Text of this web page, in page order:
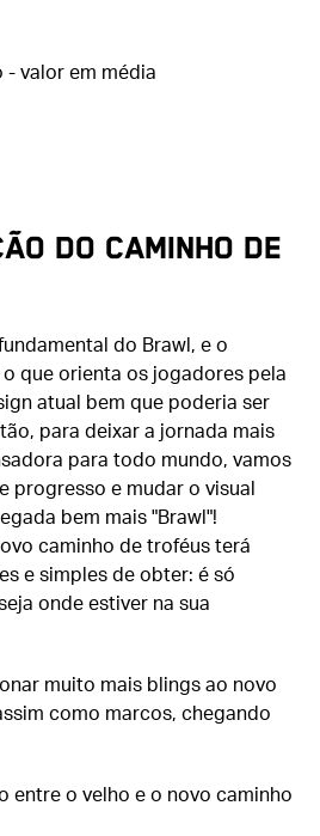
valor em média
do caminho de
do Brawl, e o
que orienta os jogadores pela
atual bem que poderia ser
para deixar a jornada mais
para todo mundo, vamos
progresso e mudar o visual
bem mais "Brawl"!
caminho de troféus terá
e simples de obter: é só
onde estiver na sua
muito mais blings ao novo
como marcos, chegando
entre o velho e o novo caminho